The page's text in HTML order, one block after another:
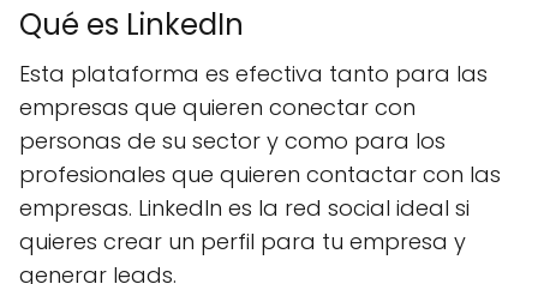
Qué es LinkedIn
Esta plataforma es efectiva tanto para las
empresas que quieren conectar con
personas de su sector y como para los
profesionales que quieren contactar con las
empresas. LinkedIn es la red social ideal si
quieres crear un perfil para tu empresa y
generar leads.